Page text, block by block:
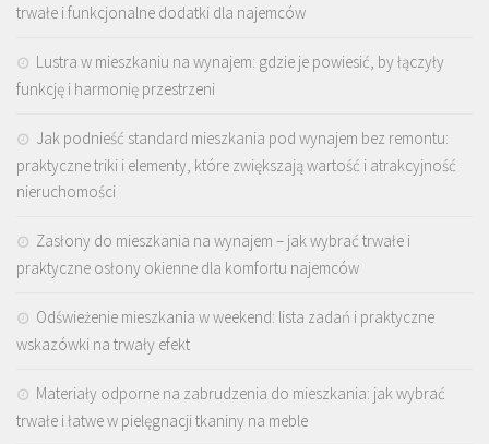
trwałe i funkcjonalne dodatki dla najemców
Lustra w mieszkaniu na wynajem: gdzie je powiesić, by łączyły
funkcję i harmonię przestrzeni
Jak podnieść standard mieszkania pod wynajem bez remontu:
praktyczne triki i elementy, które zwiększają wartość i atrakcyjność
nieruchomości
Zasłony do mieszkania na wynajem – jak wybrać trwałe i
praktyczne osłony okienne dla komfortu najemców
Odświeżenie mieszkania w weekend: lista zadań i praktyczne
wskazówki na trwały efekt
Materiały odporne na zabrudzenia do mieszkania: jak wybrać
trwałe i łatwe w pielęgnacji tkaniny na meble